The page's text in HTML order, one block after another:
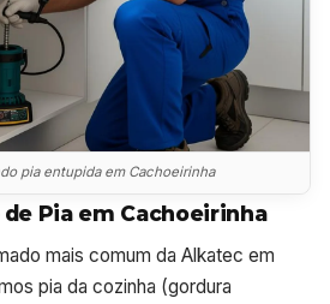
pia entupida em Cachoeirinha
Pia em Cachoeirinha
mais comum da Alkatec em
pia da cozinha (gordura